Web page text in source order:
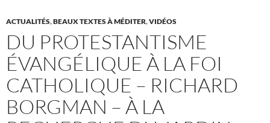
ACTUALITÉS,BEAUX TEXTES À MÉDITER,VIDÉOS
DU PROTESTANTISME
ÉVANGÉLIQUE À LA FOI
CATHOLIQUE – RICHARD
BORGMAN – À LA